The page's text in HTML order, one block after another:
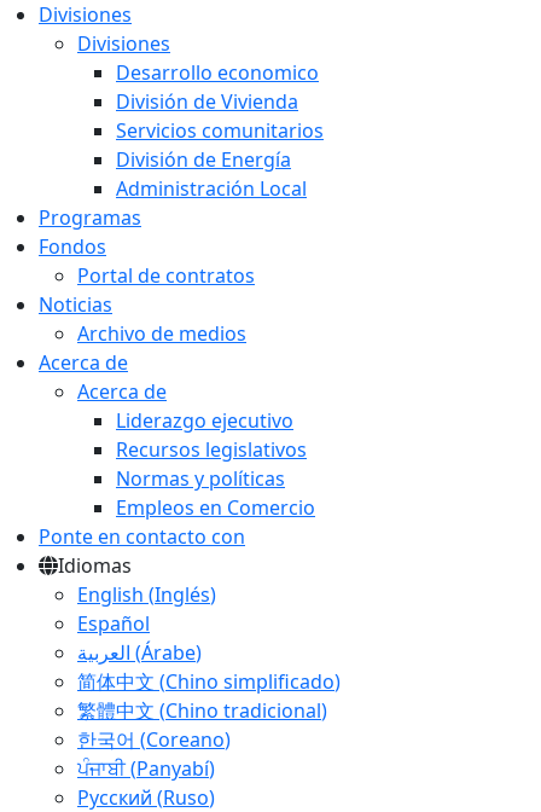
Divisiones
Divisiones
Desarrollo economico
División de Vivienda
Servicios comunitarios
División de Energía
Administración Local
Programas
Fondos
Portal de contratos
Noticias
Archivo de medios
Acerca de
Acerca de
Liderazgo ejecutivo
Recursos legislativos
Normas y políticas
Empleos en Comercio
Ponte en contacto con
Idiomas
English (Inglés)
Español
العربية (Árabe)
简体中文 (Chino simplificado)
繁體中文 (Chino tradicional)
한국어 (Coreano)
ਪੰਜਾਬੀ(Panyabí)
Русский (Ruso)